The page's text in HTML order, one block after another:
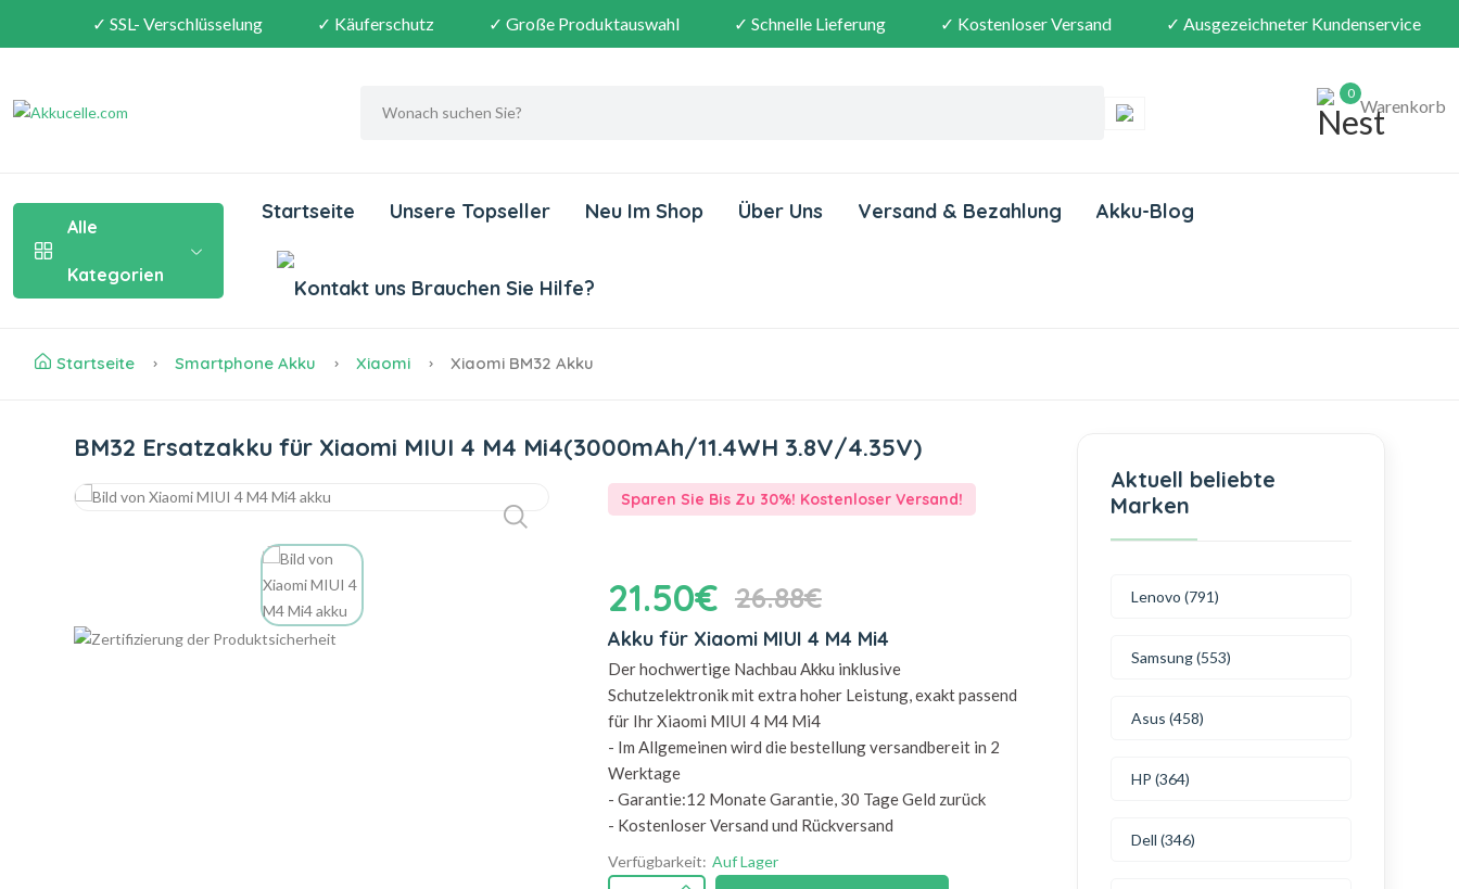
✓ SSL- Verschlüsselung ✓ Käuferschutz ✓ Große Produktauswahl ✓ Schnelle Lieferung ✓ Kostenloser Versand ✓ Ausgezeichneter Kundenservice
0
Warenkorb
Alle
Kategorien
Startseite Unsere Topseller Neu Im Shop Über Uns Versand & Bezahlung Akku-Blog
Brauchen Sie Hilfe?
Startseite Smartphone Akku Xiaomi Xiaomi BM32 Akku
BM32 Ersatzakku für Xiaomi MIUI 4 M4 Mi4(3000mAh/11.4WH 3.8V/4.35V)
Sparen Sie Bis Zu 30%! Kostenloser Versand!
21.50€ 26.88€
Akku für Xiaomi MIUI 4 M4 Mi4
Der hochwertige Nachbau Akku inklusive
Schutzelektronik mit extra hoher Leistung, exakt passend
für Ihr Xiaomi MIUI 4 M4 Mi4
- Im Allgemeinen wird die bestellung versandbereit in 2
Werktage
- Garantie:12 Monate Garantie, 30 Tage Geld zurück
- Kostenloser Versand und Rückversand
Verfügbarkeit: Auf Lager
Aktuell beliebte
Marken
Lenovo (791)
Samsung (553)
Asus (458)
HP (364)
Dell (346)